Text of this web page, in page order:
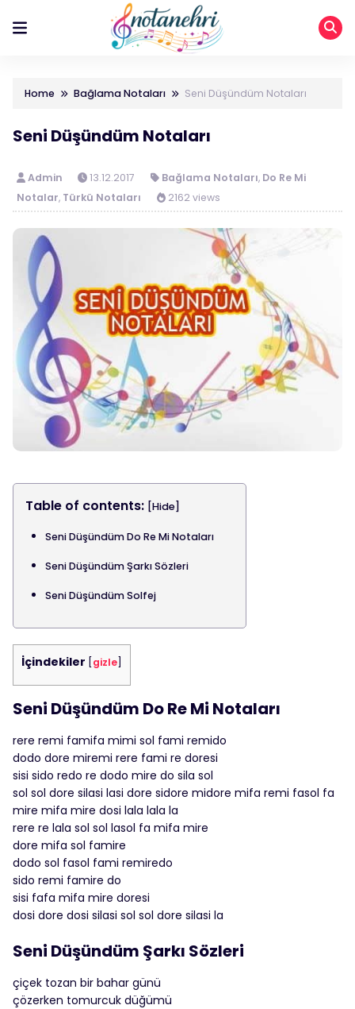
Home Bağlama Notaları Seni Düşündüm Notaları
Seni Düşündüm Notaları
Admin 13.12.2017 Bağlama Notaları, Do Re Mi
Notalar, Türkü Notaları 2162 views
Table of contents: [Hide]
Seni Düşündüm Do Re Mi Notaları
Seni Düşündüm Şarkı Sözleri
Seni Düşündüm Solfej
İçindekiler gizle
Seni Düşündüm Do Re Mi Notaları
rere remi famifa mimi sol fami remido
dodo dore miremi rere fami re doresi
sisi sido redo re dodo mire do sila sol
sol sol dore silasi lasi dore sidore midore mifa remi fasol fa
mire mifa mire dosi lala lala la
rere re lala sol sol lasol fa mifa mire
dore mifa sol famire
dodo sol fasol fami remiredo
sido remi famire do
sisi fafa mifa mire doresi
dosi dore dosi silasi sol sol dore silasi la
Seni Düşündüm Şarkı Sözleri
çiçek tozan bir bahar günü
çözerken tomurcuk düğümü